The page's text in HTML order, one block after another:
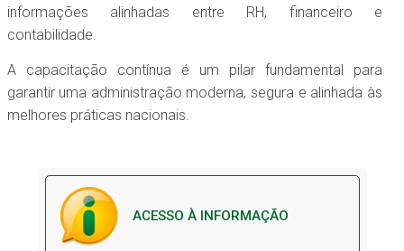
informações alinhadas entre RH, financeiro e
contabilidade.
A capacitação contínua é um pilar fundamental para
garantir uma administração moderna, segura e alinhada às
melhores práticas nacionais.
ACESSO À INFORMAÇÃO